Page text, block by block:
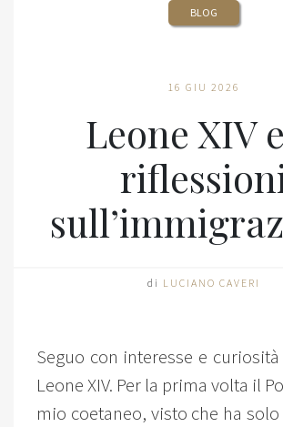
BLOG
16 GIU 2026
Leone XIV
di LUCIANO CAVERI
Seguo con interesse e
Leone XIV. Per la prima volta il
mio coetaneo, visto che ha